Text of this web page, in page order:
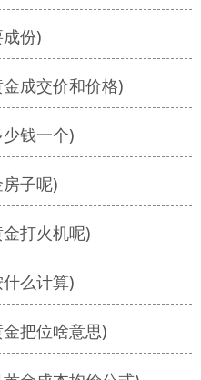
份)
成交价和价格)
钱一个)
子呢)
打火机呢)
么计算)
把位啥意思)